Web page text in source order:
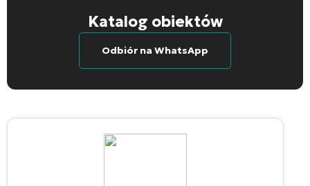
Katalog obiektów
Odbiór na WhatsApp